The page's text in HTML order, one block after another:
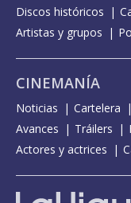
Discos históricos
Artistas y grupos
CINEMANÍA
Noticias Cartelera
Avances
Tráilers
Actores y actrices